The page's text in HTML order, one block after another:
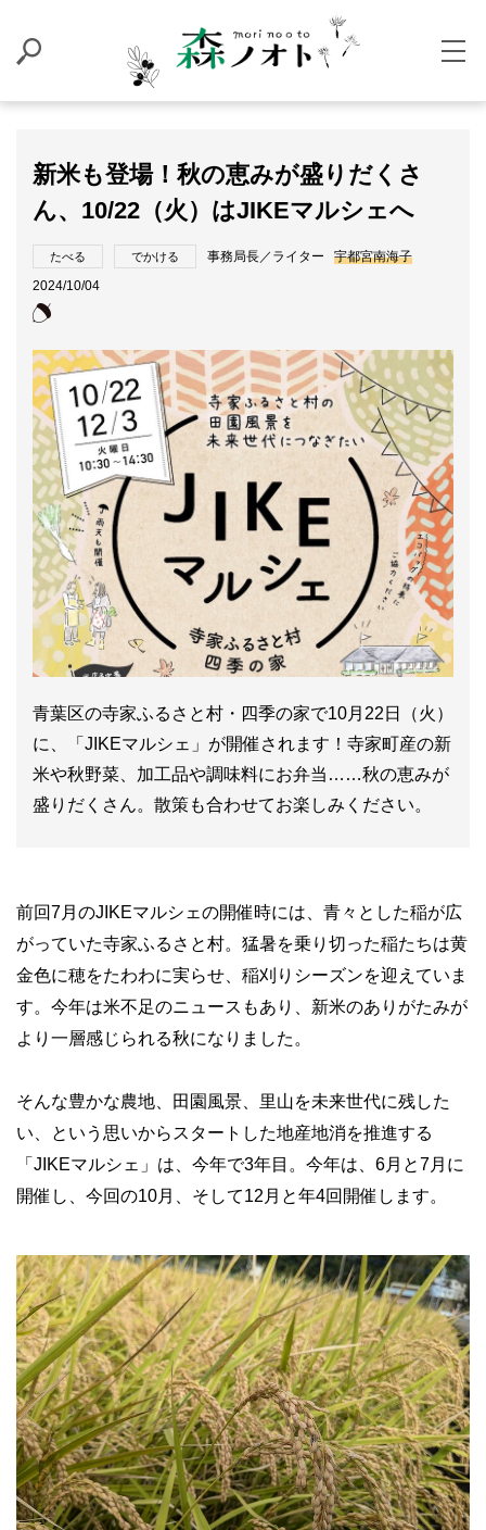
新米も登場！秋の恵みが盛りだくさ
ん、10/22（火）はJIKEマルシェへ
たべる でかける 事務局長／ライター
宇都宮南海子
2024/10/04
青葉区の寺家ふるさと村・四季の家で10月22日（火）
に、「JIKEマルシェ」が開催されます！寺家町産の新
米や秋野菜、加工品や調味料にお弁当……秋の恵みが
盛りだくさん。散策も合わせてお楽しみください。
前回7月のJIKEマルシェの開催時には、青々とした稲が広
がっていた寺家ふるさと村。猛暑を乗り切った稲たちは黄
金色に穂をたわわに実らせ、稲刈りシーズンを迎えていま
す。今年は米不足のニュースもあり、新米のありがたみが
より一層感じられる秋になりました。
そんな豊かな農地、田園風景、里山を未来世代に残した
い、という思いからスタートした地産地消を推進する
「JIKEマルシェ」は、今年で3年目。今年は、6月と7月に
開催し、今回の10月、そして12月と年4回開催します。